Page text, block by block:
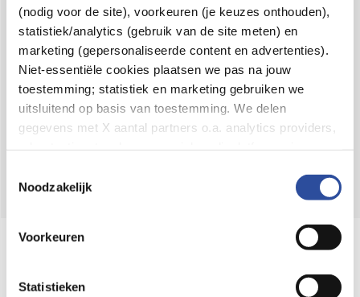
(nodig voor de site), voorkeuren (je keuzes onthouden),
statistiek/analytics (gebruik van de site meten) en
marketing (gepersonaliseerde content en advertenties).
Niet-essentiële cookies plaatsen we pas na jouw
toestemming; statistiek en marketing gebruiken we
uitsluitend op basis van toestemming. We delen
gegevens met X aantal partners o.a. analytics providers,
en de bewaartermijnen per categorie. Je kunt je keuze op
gegevensverwerking staat in de
Privacyverklaring
Noodzakelijk
Voorkeuren
Statistieken
Over DA
Klantenservice
Assortiment
VolgDAop:
Online aanbieder medicijnen
webshop mag verkopen.